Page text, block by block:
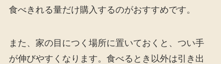
食べきれる量だけ購入するのがおすすめです。
また、家の目につく場所に置いておくと、つい手
が伸びやすくなります。食べるとき以外は引き出